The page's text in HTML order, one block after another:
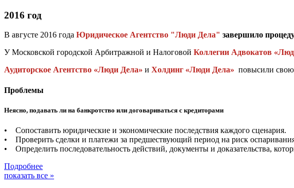
2016 год
В августе 2016 года Юридическое Агентство "Люди Дела" завершило
У Московской городской Арбитражной и Налоговой Коллегии Адвокатов
Аудиторское Агентство «Люди Дела» и Холдинг «Люди Дела» повысили
Проблемы
Неясно, подавать ли на банкротство или договариваться с кредиторами
• Сопоставить юридические и экономические последствия каждого сценария.
• Проверить сделки и платежи за предшествующий период на риск
• Определить последовательность действий, документы и доказательства,
Подробнее
показать все »